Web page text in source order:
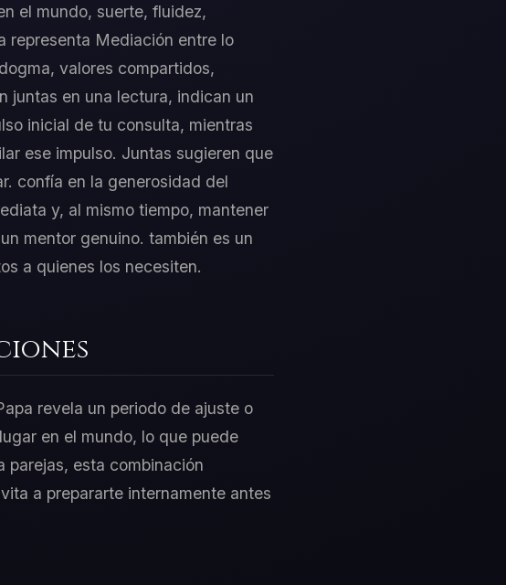
el mundo, suerte, fluidez,
representa Mediación entre lo
valores compartidos,
juntas en una lectura, indican un
inicial de tu consulta, mientras
ese impulso. Juntas sugieren que
confía en la generosidad del
y, al mismo tiempo, mantener
mentor genuino. también es un
a quienes los necesiten.
revela un periodo de ajuste o
en el mundo, lo que puede
parejas, esta combinación
a prepararte internamente antes